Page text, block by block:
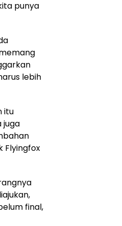
punya
lebih
itu
juga
Flyingfox
final,